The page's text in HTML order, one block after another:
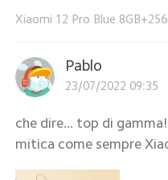
Xiaomi 12 Pro Blue
Pablo
23/07/2022 09:35
che dire... top di
mitica come sempre